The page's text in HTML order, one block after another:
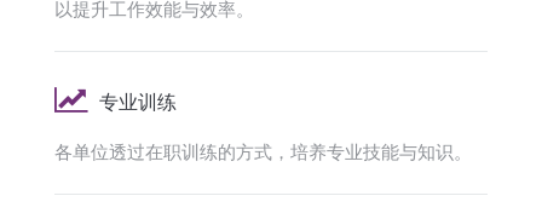
以提升工作效能与效率。
专业训练
各单位透过在职训练的方式，培养专业技能与知识。